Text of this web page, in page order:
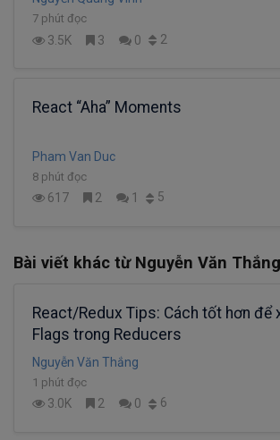
7 phút đọc
3.5K 3 0 2
React “Aha” Moments
Pham Van Duc
8 phút đọc
617 2 1 5
Bài viết khác từ Nguyễn Văn Thắng
React/Redux Tips: Cách tốt hơn để
Flags trong Reducers
Nguyễn Văn Thắng
1 phút đọc
3.0K 2 0 6